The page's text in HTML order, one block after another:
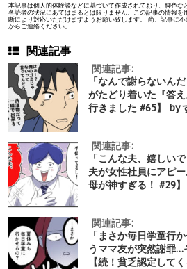
本記事は個人的体験談などに基づいて作成されており、脚色な
各読者の状況にあてはまるとは限りません。この記事の情報
断により対応いただけますようお願い致します。 尚、記事に
からご連絡ください。
関連記事
関連記事:
「なんで謝らないん
がたどり着いた『答
行きました #65】 by
関連記事:
「こんな夫、嬉しい
夫が女性社員にアピ
母が神すぎる！ #29
関連記事:
「まさか毎日学童行
うママ友が突然謝罪…
【続！貧乏認定して